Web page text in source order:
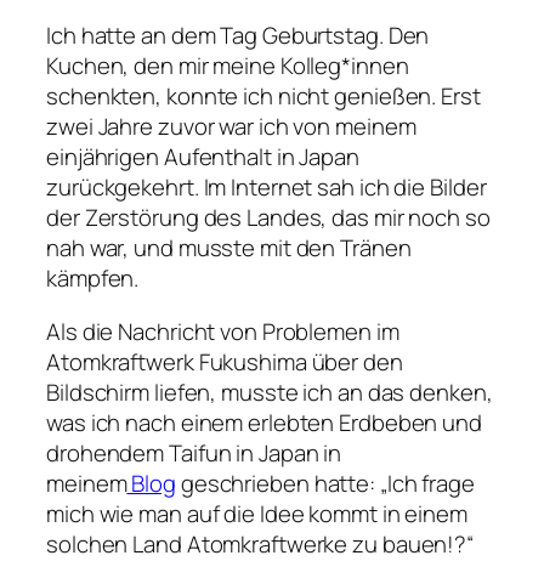
Ich hatte an dem Tag Geburtstag. Den
Kuchen, den mir meine Kolleg*innen
schenkten, konnte ich nicht genießen. Erst
zwei Jahre zuvor war ich von meinem
einjährigen Aufenthalt in Japan
zurückgekehrt. Im Internet sah ich die Bilder
der Zerstörung des Landes, das mir noch so
nah war, und musste mit den Tränen
kämpfen.
Als die Nachricht von Problemen im
Atomkraftwerk Fukushima über den
Bildschirm liefen, musste ich an das denken,
was ich nach einem erlebten Erdbeben und
drohendem Taifun in Japan in
meinemBloggeschrieben hatte: „Ich frage
mich wie man auf die Idee kommt in einem
solchen Land Atomkraftwerke zu bauen!?“